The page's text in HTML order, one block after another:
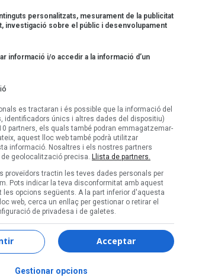
"Postlude To A Kiss"
Goran Levi
"Posidònia"
Pep Álvarez amb Joan Muntaner
(Xanguito)
personalitzats, mesurament de la publicitat
investigació sobre el públic i desenvolupament
informació i/o accedir a la informació d’un
es tractaran i és possible que la informació del
identificadors únics i altres dades del dispositiu)
partners, els quals també podran emmagatzemar-
aquest lloc web també podrà utilitzar
informació. Nosaltres i els nostres partners
geolocalització precisa. Llista de partners.
proveïdors tractin les teves dades personals per
Pots indicar la teva disconformitat amb aquest
opcions següents. A la part inferior d'aquesta
web, cerca un enllaç per gestionar o retirar el
de privadesa i de galetes.
Acceptar
Gestionar opcions